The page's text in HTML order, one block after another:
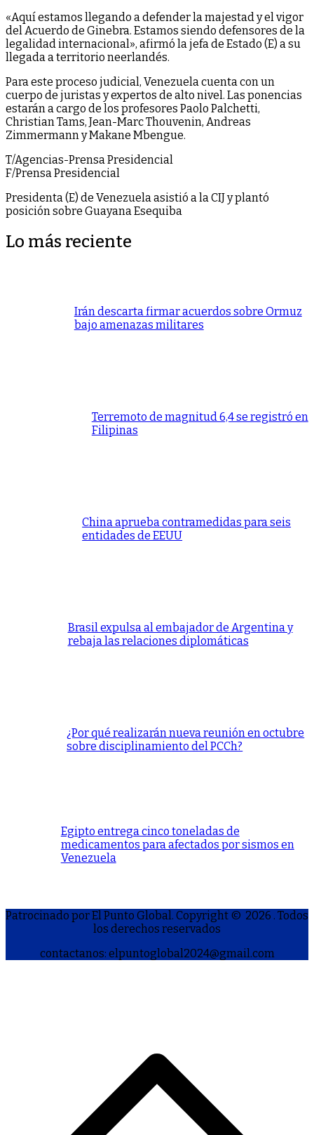
«Aquí estamos llegando a defender la majestad y el vigor
del Acuerdo de Ginebra. Estamos siendo defensores de la
legalidad internacional», afirmó la jefa de Estado (E) a su
llegada a territorio neerlandés.
Para este proceso judicial, Venezuela cuenta con un
cuerpo de juristas y expertos de alto nivel. Las ponencias
estarán a cargo de los profesores Paolo Palchetti,
Christian Tams, Jean-Marc Thouvenin, Andreas
Zimmermann y Makane Mbengue.
T/Agencias-Prensa Presidencial
F/Prensa Presidencial
Presidenta (E) de Venezuela asistió a la CIJ y plantó
posición sobre Guayana Esequiba
Lo más reciente
Irán descarta firmar acuerdos sobre Ormuz
bajo amenazas militares
Terremoto de magnitud 6,4 se registró en
Filipinas
China aprueba contramedidas para seis
entidades de EEUU
Brasil expulsa al embajador de Argentina y
rebaja las relaciones diplomáticas
¿Por qué realizarán nueva reunión en octubre
sobre disciplinamiento del PCCh?
Egipto entrega cinco toneladas de
medicamentos para afectados por sismos en
Venezuela
Patrocinado por El Punto Global. Copyright © 2026 . Todos
los derechos reservados
contactanos: elpuntoglobal2024@gmail.com